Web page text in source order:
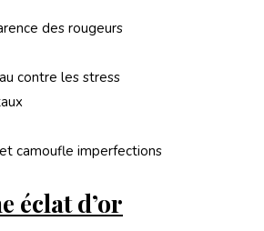
des rougeurs
contre les stress
camoufle imperfections
éclat d’or